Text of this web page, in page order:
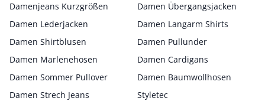
Damenjeans Kurzgrößen
Damen Übergangsjacken
Damen Lederjacken
Damen Langarm Shirts
Damen Shirtblusen
Damen Pullunder
Damen Marlenehosen
Damen Cardigans
Damen Sommer Pullover
Damen Baumwollhosen
Damen Strech Jeans
Styletec